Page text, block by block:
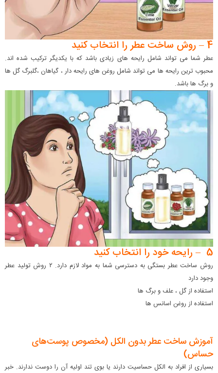
4 – روش ساخت عطر را انتخاب کنید
عطر شما می تواند شامل رایحه های زیادی باشد که با یکدیگر ترکیب شده اند.
محبوب ترین رایحه ها می تواند شامل روغن های رایحه دار ، گیاهان ،گلبرگ گل ها
و برگ ها باشد.
5 – رایحه خود را انتخاب کنید
روش ساخت عطر بستگی به دسترسی شما به مواد لازم دارد. ۲ روش تولید عطر
وجود دارد
استفاده از گل ، علف و برگ ها
استفاده از روغن اسانس ها
آموزش ساخت عطر بدون الکل (مخصوص پوست‌های
حساس)
بسیاری از افراد به الکل حساسیت دارند یا بوی تند اولیه آن را دوست ندارند. خبر